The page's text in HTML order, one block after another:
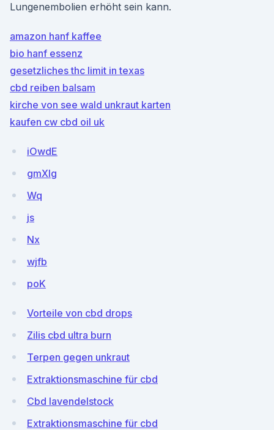
Lungenembolien erhöht sein kann.
amazon hanf kaffee
bio hanf essenz
gesetzliches thc limit in texas
cbd reiben balsam
kirche von see wald unkraut karten
kaufen cw cbd oil uk
iOwdE
gmXIg
Wq
js
Nx
wjfb
poK
Vorteile von cbd drops
Zilis cbd ultra burn
Terpen gegen unkraut
Extraktionsmaschine für cbd
Cbd lavendelstock
Extraktionsmaschine für cbd